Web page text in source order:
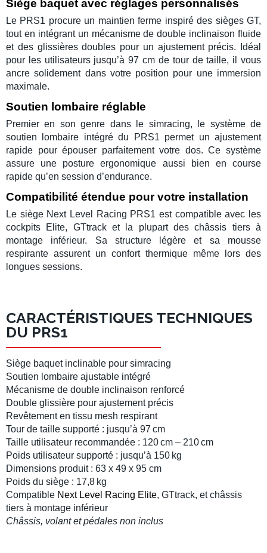
Siège baquet avec réglages personnalisés
Le PRS1 procure un maintien ferme inspiré des sièges GT,
tout en intégrant un mécanisme de double inclinaison fluide
et des glissières doubles pour un ajustement précis. Idéal
pour les utilisateurs jusqu’à 97 cm de tour de taille, il vous
ancre solidement dans votre position pour une immersion
maximale.
Soutien lombaire réglable
Premier en son genre dans le simracing, le système de
soutien lombaire intégré du
PRS1 permet un ajustement
rapide pour épouser parfaitement votre dos. Ce système
assure une posture ergonomique aussi bien en course
rapide qu’en session d’endurance.
Compatibilité étendue pour votre installation
Le siège Next Level Racing PRS1 est compatible avec les
cockpits Elite, GTtracket la plupart deschâssis tiers à
montage inférieur. Sa structure légère et sa mousse
respirante assurent un confort thermique même lors des
longues sessions.
CARACTÉRISTIQUES TECHNIQUES
DU PRS1
Siège baquet inclinable pour simracing
Soutien lombaire ajustable intégré
Mécanisme de double inclinaison renforcé
Double glissière pour ajustement précis
Revêtement en tissu mesh respirant
Tour de taille supporté : jusqu’à 97 cm
Taille utilisateur recommandée : 120 cm – 210 cm
Poids utilisateur supporté : jusqu’à 150 kg
Dimensions produit : 63 x 49 x 95 cm
Poids du siège : 17,8 kg
Compatible Next Level Racing Elite, GTtrack, etchâssis
tiers à montage inférieur
Châssis, volant et pédales non inclus